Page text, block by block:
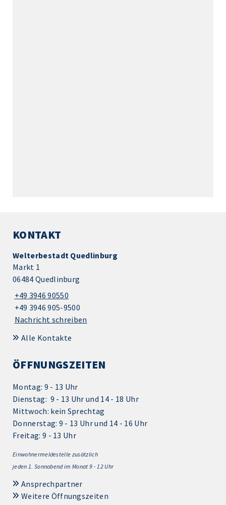
KONTAKT
Welterbestadt Quedlinburg
Markt 1
06484 Quedlinburg
+49 3946 90550
+49 3946 905-9500
Nachricht schreiben
Alle Kontakte
ÖFFNUNGSZEITEN
Montag: 9 - 13 Uhr
Dienstag: 9 - 13 Uhr und 14 - 18 Uhr
Mittwoch: kein Sprechtag
Donnerstag: 9 - 13 Uhr und 14 - 16 Uhr
Freitag: 9 - 13 Uhr
Einwohnermeldestelle zusätzlich
jeden 1. Sonnabend im Monat 9 - 12 Uhr
Ansprechpartner
Weitere Öffnungszeiten